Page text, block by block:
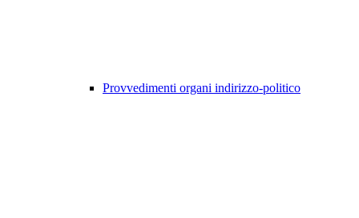
Provvedimenti organi indirizzo-politico